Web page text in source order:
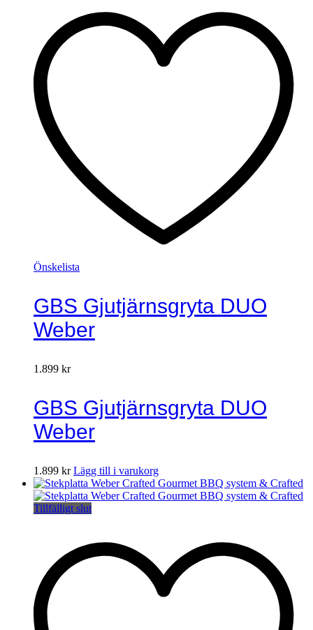
Önskelista
GBS Gjutjärnsgryta DUO
Weber
1.899 kr
GBS Gjutjärnsgryta DUO
Weber
1.899 kr Lägg till i varukorg
Tillfälligt slut